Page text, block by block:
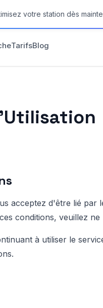
votre station dès
TarifsBlog
acceptez d'être lié par
conditions, veuillez ne
à utiliser le